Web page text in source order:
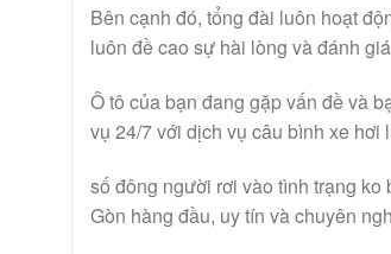
Bên cạnh đó, tổng đài luôn hoạt
luôn đề cao sự hài lòng và đánh
Ô tô của bạn đang gặp vấn đề và
vụ 24/7 với dịch vụ câu bình xe hơi
số đông người rơi vào tình trạng
Gòn hàng đầu, uy tín và chuyên